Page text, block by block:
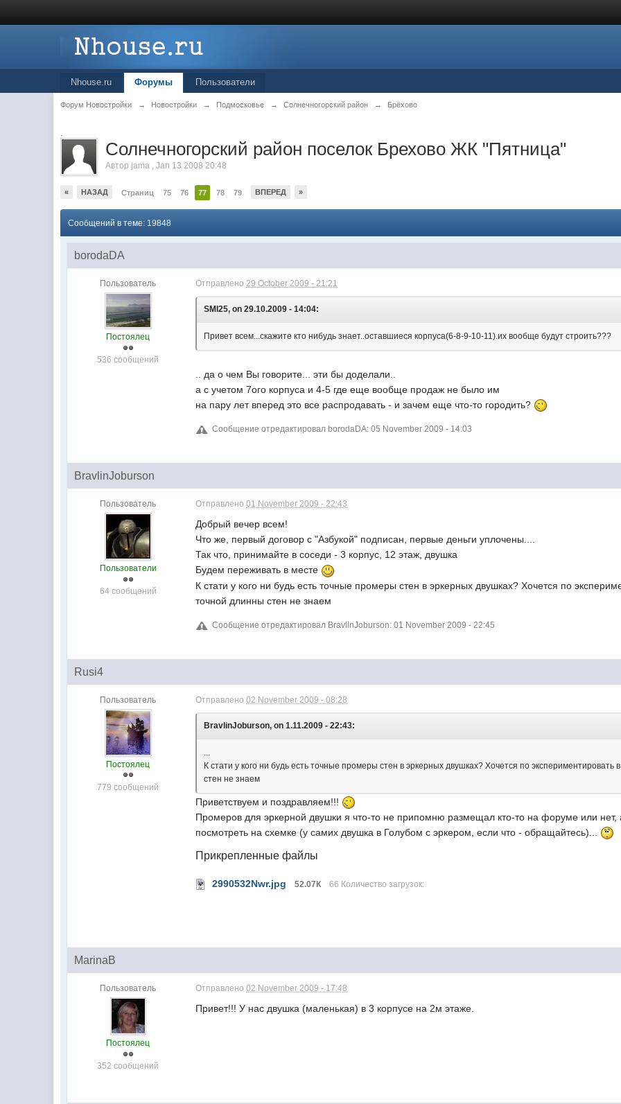
Nhouse.ru Форумы Пользователи
Форум Новостройки → Новостройки → Подмосковье → Солнечногорский район → Брёхово
.
Cолнечногорский район поселок Брехово ЖК "Пятница"
Автор jama ,Jan 13 2008 20:48
« НАЗАД Страниц 75 76 77 78 79 ВПЕРЕД »
Сообщений в теме: 19848
borodaDA
Пользователь
Постоялец
536 сообщений
Отправлено29 October 2009 - 21:21
SMI25, on 29.10.2009 - 14:04:
Привет всем...скажите кто нибудь знает..оставшиеся корпуса(6-8-9-10-11).их вообще будут строить???
.. да о чем Вы говорите... эти бы доделали..
а с учетом 7ого корпуса и 4-5 где еще вообще продаж не было им
на пару лет вперед это все распродавать - и зачем еще что-то городить?
Сообщение отредактировал borodaDA: 05 November 2009 - 14:03
BravlinJoburson
Пользователь
Пользователи
64 сообщений
Отправлено01 November 2009 - 22:43
Добрый вечер всем!
Что же, первый договор с "Азбукой" подписан, первые деньги уплочены....
Так что, принимайте в соседи - 3 корпус, 12 этаж, двушка
Будем переживать в месте
К стати у кого ни будь есть точные промеры стен в эркерных двушках? Хочется по
точной длинны стен не знаем
Сообщение отредактировал BravlinJoburson: 01 November 2009 - 22:45
Rusi4
Пользователь
Постоялец
779 сообщений
Отправлено02 November 2009 - 08:28
BravlinJoburson, on 1.11.2009 - 22:43:
К стати у кого ни будь есть точные промеры стен в эркерных двушках? Хочется по
стен не знаем
Приветствуем и поздравляем!!!
Промеров для эркерной двушки я что-то не припомню размещал кто-то на форуме или
посмотреть на схемке (у самих двушка в Голубом с эркером, если что - обращайтесь)...
Прикрепленные файлы
2990532Nwr.jpg 52.07К 66 Количество загрузок:
MarinaB
Пользователь
Постоялец
352 сообщений
Отправлено02 November 2009 - 17:48
Привет!!! У нас двушка (маленькая) в 3 корпусе на 2м этаже.